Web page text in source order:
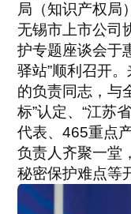
局（知识产权局
无锡市上市公司
护专题座谈会于
驿站”顺利召开
的负责同志，与
标”认定、“江苏
代表、465重点
负责人齐聚一堂
秘密保护难点等